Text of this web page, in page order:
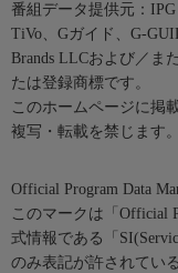
番組データ提供元：IPG
TiVo、Gガイド、G-
Brands LLCおよび／ま
たは登録商標です。
このホームページに掲
複写・転載を禁じます。
Official Program Data
このマークは「Official
式情報である「
のみ表記が許されてい